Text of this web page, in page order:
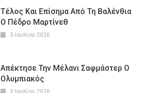
Τέλος Και Επίσημα Από Τη Βαλένθια
Ο Πέδρο Μαρτίνεθ
3 Ιουλίου 2026
Απέκτησε Την Μέλανι Σαφμάστερ Ο
Ολυμπιακός
3 Ιουλίου 2026